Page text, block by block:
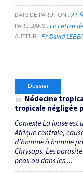
DATE DE PARUTION 21
PARU DANS La Lettre
AUTEUR Pr David
Dossier
Médecine
tropicale négligée
Contexte La loase est
Afrique centrale,
d’homme à homme
Chrysops. Les
peau ou dans les ...